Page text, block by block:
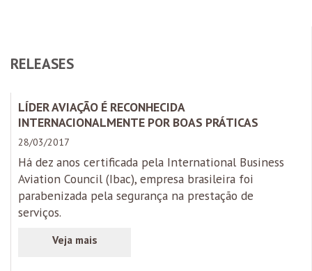
RELEASES
LÍDER AVIAÇÃO É RECONHECIDA
INTERNACIONALMENTE POR BOAS PRÁTICAS
28/03/2017
Há dez anos certificada pela International Business
Aviation Council (Ibac), empresa brasileira foi
parabenizada pela segurança na prestação de
serviços.